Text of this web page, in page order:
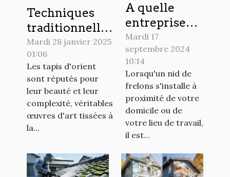
Techniques
traditionnelles
et modernes
pour le
nettoyage de
tapis d'orient
Mardi 28 janvier 2025
01:06
Les tapis d'orient
sont réputés pour
leur beauté et leur
complexité, véritables
œuvres d'art tissées à
la...
A quelle
entreprise
spécialisée
confier la
destruction
d’un nid de
frelons dans
la Sarthe ?
Mardi 17
septembre 2024
10:14
Lorsqu'un nid de
frelons s'installe à
proximité de votre
domicile ou de
votre lieu de travail,
il est...